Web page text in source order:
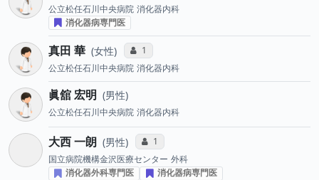
公立松任石川中央病院 消化器内科
消化器病専門医
真田 華 女性 コミュニケーション・タイプ投票数
1
公立松任石川中央病院 消化器内科
眞舘 宏明 男性
公立松任石川中央病院 消化器内科
大西 一朗 男性 コミュニケーション・タイプ投票数
1
国立病院機構金沢医療センター 外科
消化器外科専門医
消化器病専門医